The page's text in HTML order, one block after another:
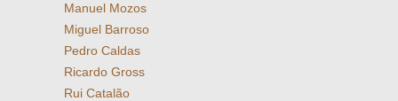
Manuel Mozos
Miguel Barroso
Pedro Caldas
Ricardo Gross
Rui Catalão